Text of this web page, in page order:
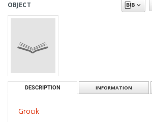
OBJECT
DESCRIPTION INFORMATION
Grocik